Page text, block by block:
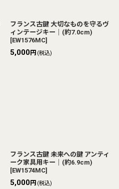
フランス古鍵 大切なものを守るヴ
ィンテージキー｜(約7.0cm)
[EW1576MC]
5,000円 (税込)
フランス古鍵 未来への鍵 アンティ
ーク家具用キー｜(約6.9cm)
[EW1574MC]
5,000円 (税込)